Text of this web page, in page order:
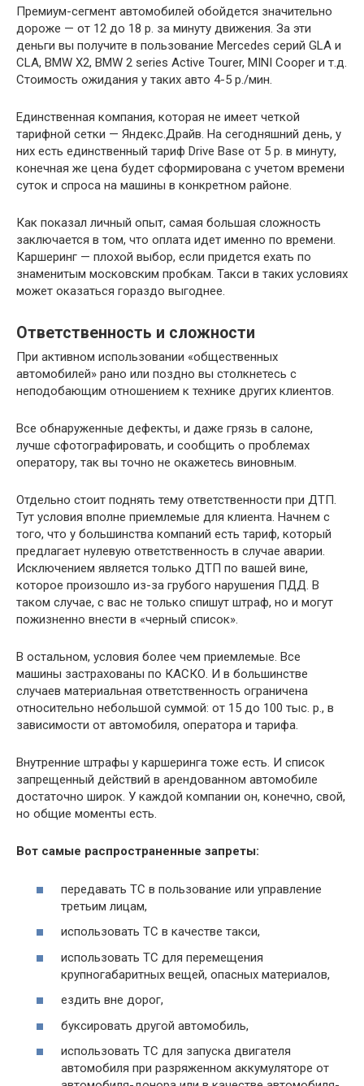
Премиум-сегмент автомобилей обойдется значительно
дороже — от 12 до 18 р. за минуту движения. За эти
деньги вы получите в пользование Mercedes серий GLA и
CLA, BMW X2, BMW 2 series Active Tourer, MINI Cooper и т.д.
Стоимость ожидания у таких авто 4-5 р./мин.
Единственная компания, которая не имеет четкой
тарифной сетки — Яндекс.Драйв. На сегодняшний день, у
них есть единственный тариф Drive Base от 5 р. в минуту,
конечная же цена будет сформирована с учетом времени
суток и спроса на машины в конкретном районе.
Как показал личный опыт, самая большая сложность
заключается в том, что оплата идет именно по времени.
Каршеринг — плохой выбор, если придется ехать по
знаменитым московским пробкам. Такси в таких условиях
может оказаться гораздо выгоднее.
Ответственность и сложности
При активном использовании «общественных
автомобилей» рано или поздно вы столкнетесь с
неподобающим отношением к технике других клиентов.
Все обнаруженные дефекты, и даже грязь в салоне,
лучше сфотографировать, и сообщить о проблемах
оператору, так вы точно не окажетесь виновным.
Отдельно стоит поднять тему ответственности при ДТП.
Тут условия вполне приемлемые для клиента. Начнем с
того, что у большинства компаний есть тариф, который
предлагает нулевую ответственность в случае аварии.
Исключением является только ДТП по вашей вине,
которое произошло из-за грубого нарушения ПДД. В
таком случае, с вас не только спишут штраф, но и могут
пожизненно внести в «черный список».
В остальном, условия более чем приемлемые. Все
машины застрахованы по КАСКО. И в большинстве
случаев материальная ответственность ограничена
относительно небольшой суммой: от 15 до 100 тыс. р., в
зависимости от автомобиля, оператора и тарифа.
Внутренние штрафы у каршеринга тоже есть. И список
запрещенный действий в арендованном автомобиле
достаточно широк. У каждой компании он, конечно, свой,
но общие моменты есть.
Вот самые распространенные запреты:
передавать ТС в пользование или управление
третьим лицам,
использовать ТС в качестве такси,
использовать ТС для перемещения
крупногабаритных вещей, опасных материалов,
ездить вне дорог,
буксировать другой автомобиль,
использовать ТС для запуска двигателя
автомобиля при разряженном аккумуляторе от